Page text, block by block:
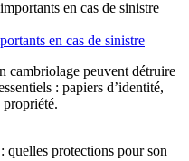
en cas de sinistre
cambriolage peuvent détruire
: papiers d’identité,
propriété.